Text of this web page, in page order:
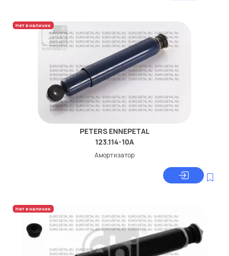
Нет в наличии
PETERS ENNEPETAL
123.114-10A
Амортизатор
Нет в наличии